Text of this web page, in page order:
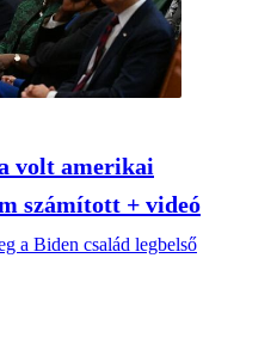
volt amerikai
számított + videó
a Biden család legbelső